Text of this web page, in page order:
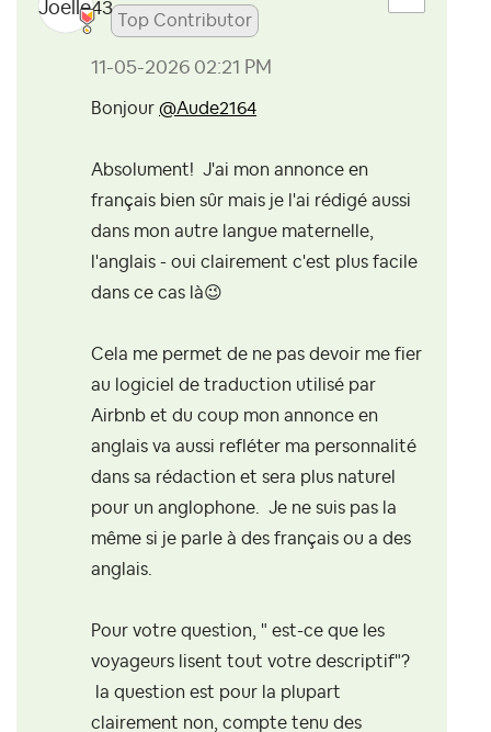
Top Contributor
‎11-05-2026 02:21 PM
Bonjour @Aude2164
Absolument! J'ai mon annonce en
français bien sûr mais je l'ai rédigé aussi
dans mon autre langue maternelle,
l'anglais - oui clairement c'est plus facile
dans ce cas là😉
Cela me permet de ne pas devoir me fier
au logiciel de traduction utilisé par
Airbnb et du coup mon annonce en
anglais va aussi refléter ma personnalité
dans sa rédaction et sera plus naturel
pour un anglophone. Je ne suis pas la
même si je parle à des français ou a des
anglais.
Pour votre question, " est-ce que les
voyageurs lisent tout votre descriptif"?
la question est pour la plupart
clairement non, compte tenu des